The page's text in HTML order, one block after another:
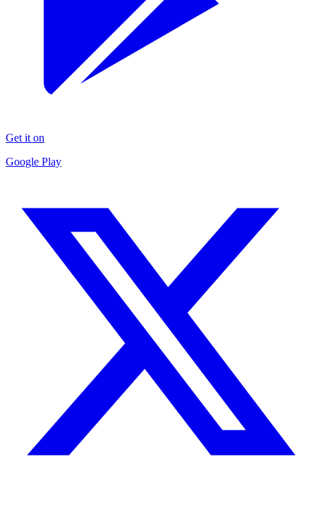
Get it on
Google Play